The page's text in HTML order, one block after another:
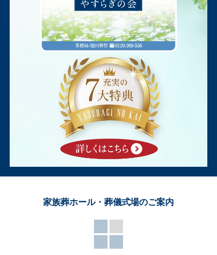
家族葬ホール・葬儀式場のご案内